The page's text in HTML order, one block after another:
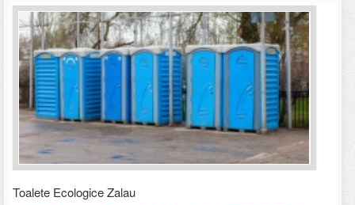
Toalete Ecologice Zalau